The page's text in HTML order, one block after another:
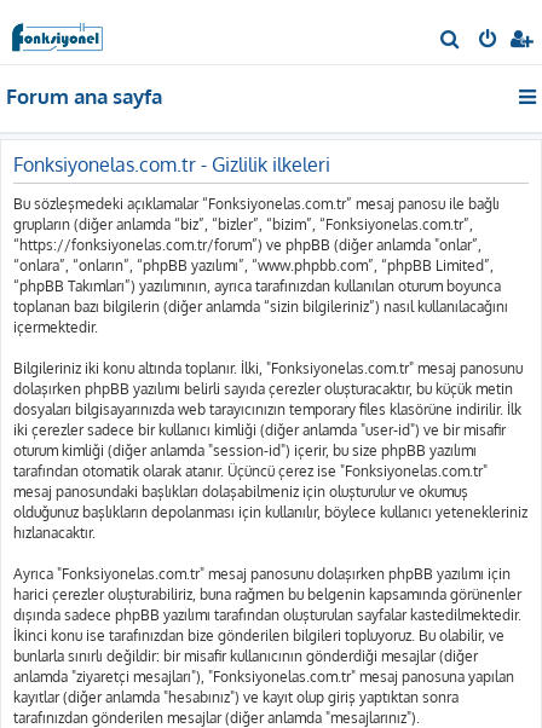
r
Forum ana sayfa
Fonksiyonelas.com.tr - Gizlilik ilkeleri
Bu sözleşmedeki açıklamalar “Fonksiyonelas.com.tr” mesaj panosu ile bağlı
grupların (diğer anlamda “biz”, “bizler”, “bizim”, “Fonksiyonelas.com.tr”,
“https://fonksiyonelas.com.tr/forum”) ve phpBB (diğer anlamda "onlar”,
“onlara”, “onların”, “phpBB yazılımı”, “www.phpbb.com”, “phpBB Limited”,
“phpBB Takımları”) yazılımının, ayrıca tarafınızdan kullanılan oturum boyunca
toplanan bazı bilgilerin (diğer anlamda “sizin bilgileriniz”) nasıl kullanılacağını
içermektedir.
Bilgileriniz iki konu altında toplanır. İlki, "Fonksiyonelas.com.tr" mesaj panosunu
dolaşırken phpBB yazılımı belirli sayıda çerezler oluşturacaktır, bu küçük metin
dosyaları bilgisayarınızda web tarayıcınızın temporary files klasörüne indirilir. İlk
iki çerezler sadece bir kullanıcı kimliği (diğer anlamda "user-id") ve bir misafir
oturum kimliği (diğer anlamda "session-id") içerir, bu size phpBB yazılımı
tarafından otomatik olarak atanır. Üçüncü çerez ise "Fonksiyonelas.com.tr"
mesaj panosundaki başlıkları dolaşabilmeniz için oluşturulur ve okumuş
olduğunuz başlıkların depolanması için kullanılır, böylece kullanıcı yetenekleriniz
hızlanacaktır.
Ayrıca "Fonksiyonelas.com.tr" mesaj panosunu dolaşırken phpBB yazılımı için
harici çerezler oluşturabiliriz, buna rağmen bu belgenin kapsamında görünenler
dışında sadece phpBB yazılımı tarafından oluşturulan sayfalar kastedilmektedir.
İkinci konu ise tarafınızdan bize gönderilen bilgileri topluyoruz. Bu olabilir, ve
bunlarla sınırlı değildir: bir misafir kullanıcının gönderdiği mesajlar (diğer
anlamda "ziyaretçi mesajları"), "Fonksiyonelas.com.tr" mesaj panosuna yapılan
kayıtlar (diğer anlamda "hesabınız") ve kayıt olup giriş yaptıktan sonra
tarafınızdan gönderilen mesajlar (diğer anlamda "mesajlarınız").